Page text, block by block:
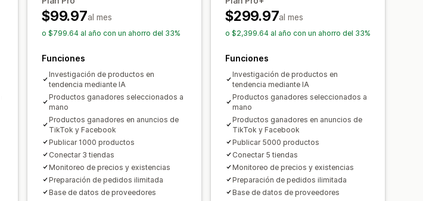
$99.97al mes
o $799.64 al año con un ahorro del 33%
Funciones
Investigación de productos en
tendencia mediante IA
Productos ganadores seleccionados a
mano
Productos ganadores en anuncios de
TikTok y Facebook
Publicar 1000 productos
Conectar 3 tiendas
Monitoreo de precios y existencias
Preparación de pedidos ilimitada
Base de datos de proveedores
$299.97al mes
o $2,399.64 al año con un ahorro del 33%
Funciones
Investigación de productos en
tendencia mediante IA
Productos ganadores seleccionados a
mano
Productos ganadores en anuncios de
TikTok y Facebook
Publicar 5000 productos
Conectar 5 tiendas
Monitoreo de precios y existencias
Preparación de pedidos ilimitada
Base de datos de proveedores